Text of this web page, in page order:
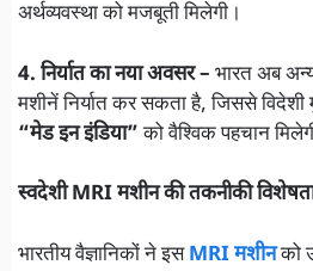
अर्थव्यवस्था को मजबूती मिलेगी।
4. निर्यात का नया अवसर – भारत अब
मशीनें निर्यात कर सकता है, जिससे
“मेड इन इंडिया”को वैश्विक पहचान
स्वदेशी MRI मशीन की तकनीकी
भारतीय वैज्ञानिकों ने इसMRI मशीनको